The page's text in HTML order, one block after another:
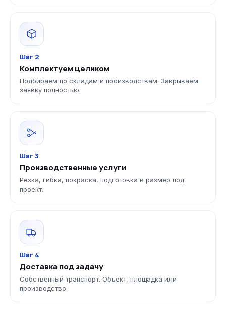
Шаг 2
Комплектуем целиком
Подбираем по складам и производствам. Закрываем
заявку полностью.
Шаг 3
Производственные услуги
Резка, гибка, покраска, подготовка в размер под
проект.
Шаг 4
Доставка под задачу
Собственный транспорт. Объект, площадка или
производство.